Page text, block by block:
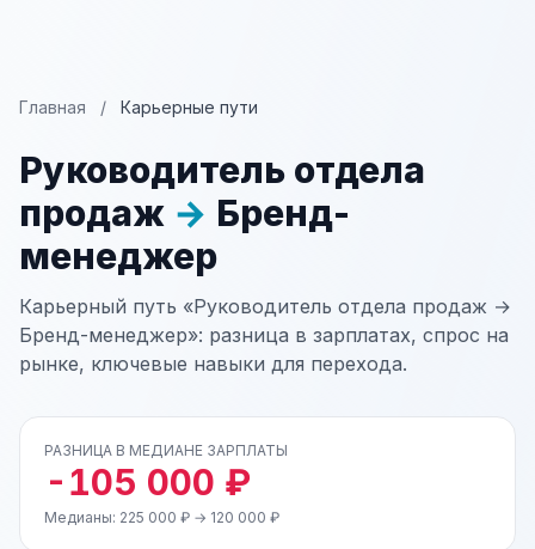
Главная / Карьерные пути
Руководитель отдела
продаж → Бренд-
менеджер
Карьерный путь «Руководитель отдела продаж →
Бренд-менеджер»: разница в зарплатах, спрос на
рынке, ключевые навыки для перехода.
РАЗНИЦА В МЕДИАНЕ ЗАРПЛАТЫ
-105 000 ₽
Медианы: 225 000 ₽ → 120 000 ₽